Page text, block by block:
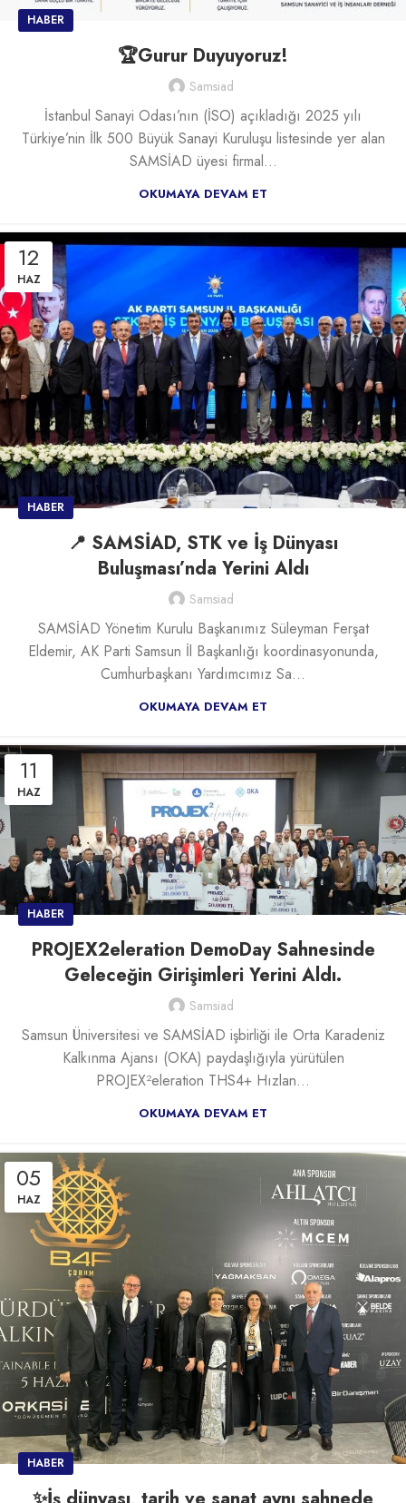
HABER
🏆Gurur Duyuyoruz!
Samsiad
İstanbul Sanayi Odası’nın (İSO) açıkladığı 2025 yılı
Türkiye’nin İlk 500 Büyük Sanayi Kuruluşu listesinde yer alan
SAMSİAD üyesi firmal...
OKUMAYA DEVAM ET
12
HAZ
HABER
📍 SAMSİAD, STK ve İş Dünyası
Buluşması’nda Yerini Aldı
Samsiad
SAMSİAD Yönetim Kurulu Başkanımız Süleyman Ferşat
Eldemir, AK Parti Samsun İl Başkanlığı koordinasyonunda,
Cumhurbaşkanı Yardımcımız Sa...
OKUMAYA DEVAM ET
11
HAZ
HABER
PROJEX2eleration DemoDay Sahnesinde
Geleceğin Girişimleri Yerini Aldı.
Samsiad
Samsun Üniversitesi ve SAMSİAD işbirliği ile Orta Karadeniz
Kalkınma Ajansı (OKA) paydaşlığıyla yürütülen
PROJEX²eleration THS4+ Hızlan...
OKUMAYA DEVAM ET
05
HAZ
HABER